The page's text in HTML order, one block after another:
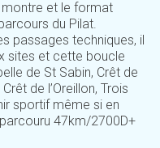
et le format
du Pilat.
passages techniques, il
sites et cette boucle
de St Sabin, Crêt de
de l’Oreillon, Trois
sportif même si en
parcouru 47km/2700D+